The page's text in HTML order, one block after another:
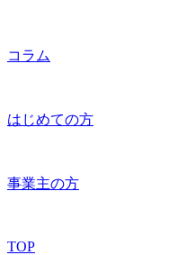
コラム
はじめての方
事業主の方
TOP